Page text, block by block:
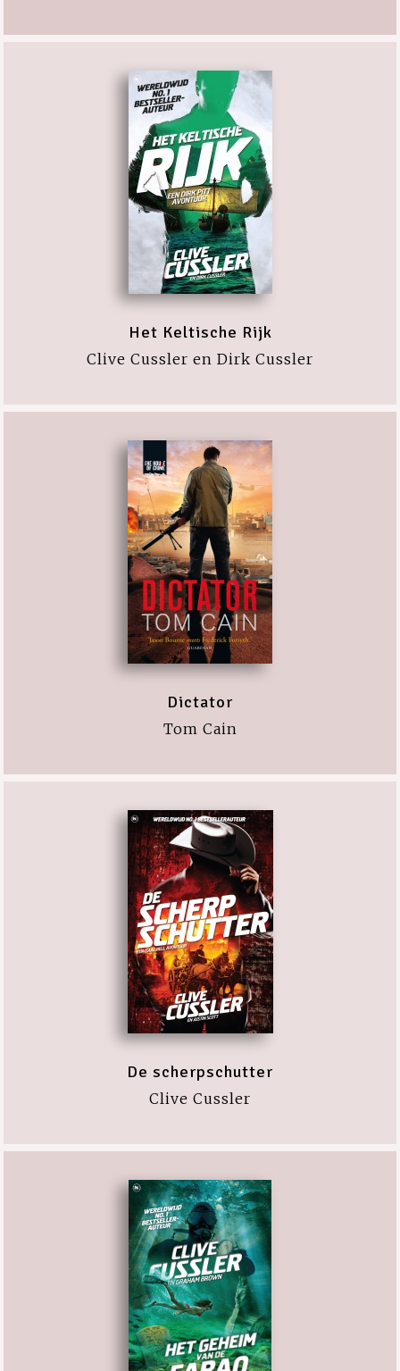
Het Keltische Rijk
Clive Cussler en Dirk Cussler
Dictator
Tom Cain
De scherpschutter
Clive Cussler